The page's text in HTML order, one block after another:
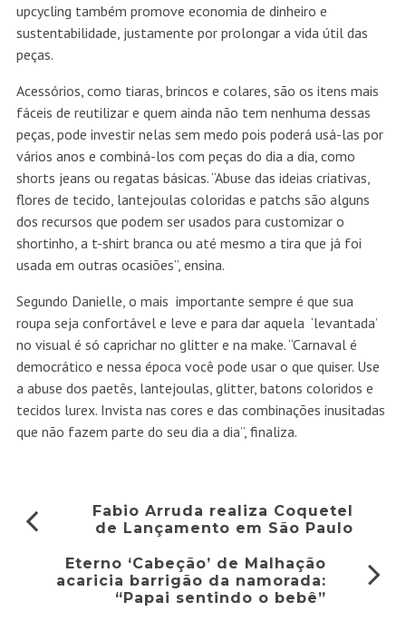
upcycling também promove economia de dinheiro e
sustentabilidade, justamente por prolongar a vida útil das
peças.
Acessórios, como tiaras, brincos e colares, são os itens mais
fáceis de reutilizar e quem ainda não tem nenhuma dessas
peças, pode investir nelas sem medo pois poderá usá-las por
vários anos e combiná-los com peças do dia a dia, como
shorts jeans ou regatas básicas. “Abuse das ideias criativas,
flores de tecido, lantejoulas coloridas e patchs são alguns
dos recursos que podem ser usados para customizar o
shortinho, a t-shirt branca ou até mesmo a tira que já foi
usada em outras ocasiões”, ensina.
Segundo Danielle, o mais importante sempre é que sua
roupa seja confortável e leve e para dar aquela ‘levantada’
no visual é só caprichar no glitter e na make. “Carnaval é
democrático e nessa época você pode usar o que quiser. Use
a abuse dos paetês, lantejoulas, glitter, batons coloridos e
tecidos lurex. Invista nas cores e das combinações inusitadas
que não fazem parte do seu dia a dia”, finaliza.
Fabio Arruda realiza Coquetel
de Lançamento em São Paulo
Eterno ‘Cabeção’ de Malhação
acaricia barrigão da namorada:
“Papai sentindo o bebê”